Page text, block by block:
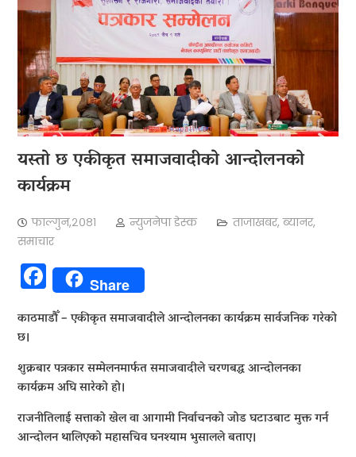
यस्तो छ एकीकृत समाजवादीको आन्दोलनको
कार्यक्रम
फाल्गुन,२०८१ न्युजनेपा डेस्क ताजाखबर,ब्यानर,
समाचार
Facebook
Share
काठमाडौँ – एकीकृत समाजवादीले आन्दोलनका कार्यक्रम सार्वजनिक गरेको
छ।
शुक्रबार पत्रकार सम्मेलनमार्फत समाजवादीले चरणबद्ध आन्दोलनका
कार्यक्रम अघि सारेको हो।
राजनीतिलाई सत्ताको खेल वा आगामी निर्वाचनको जोड घटाउबाट मुक्त गर्न
आन्दोलन थालिएको महासचिव घनश्याम भुसालले बताए।